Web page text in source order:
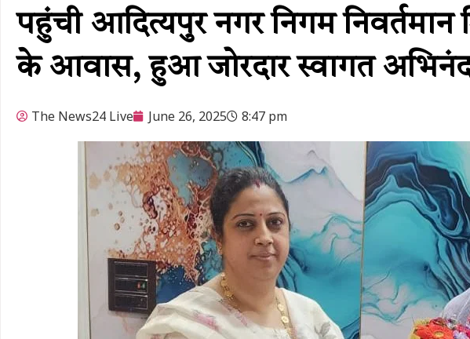
पहुंची आदित्यपुर नगर निगम निवर्तमान
के आवास, हुआ जोरदार स्वागत
The News24 Live June 26, 2025 8:47 pm